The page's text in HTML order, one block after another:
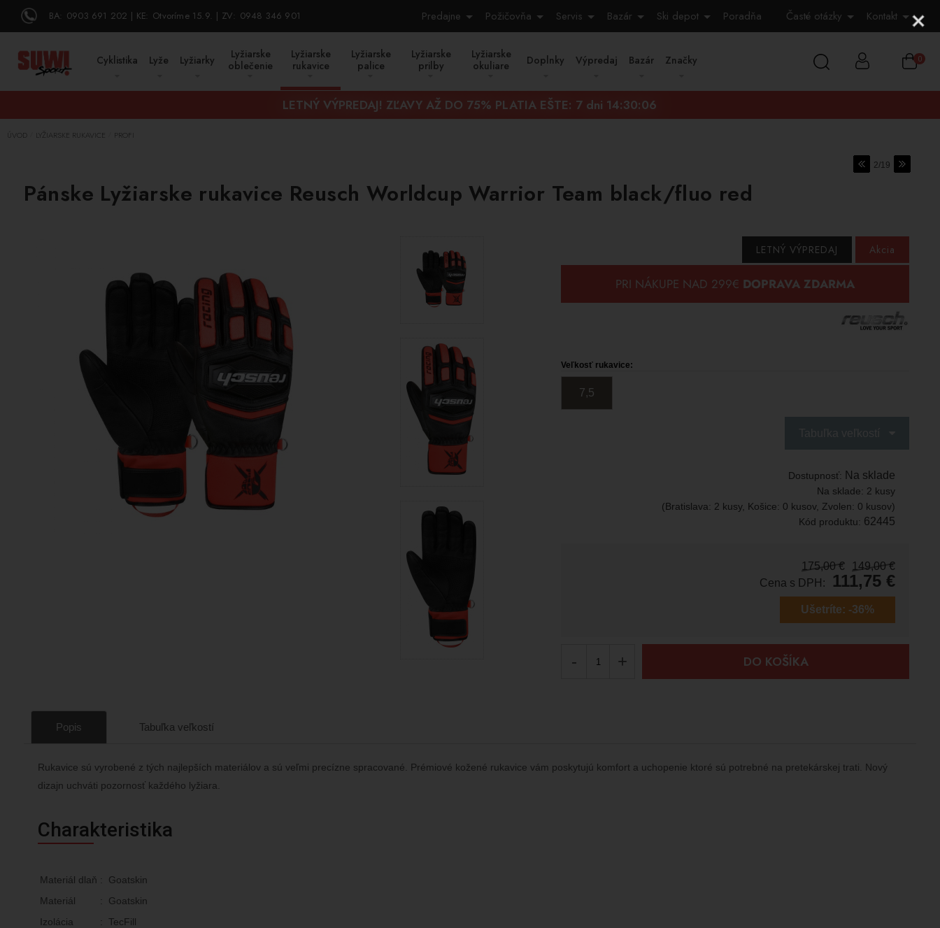
BA: 0903 691 202 KE: Otvoríme 15.9. ZV: 0948 346 901
0
Predajne Požičovňa Servis Bazár Ski depot Poradňa Časté otázky Kontakt
Cyklistika Lyže Lyžiarky
Lyžiarske
oblečenie
Lyžiarske
rukavice
Lyžiarske
palice
Lyžiarske
prilby
Lyžiarske
okuliare
Doplnky Výpredaj Bazár Značky
LETNÝ VÝPREDAJ! ZĽAVY AŽ DO 75% PLATIA EŠTE: 7 dni 14:30:05
ÚVOD LYŽIARSKE RUKAVICE PROFI
2/19
Pánske Lyžiarske rukavice Reusch Worldcup Warrior Team black/fluo red
Akcia
LETNÝ VÝPREDAJ
Veľkosť rukavice:
7,5
Dostupnosť: Na sklade
Na sklade: 2 kusy
(Bratislava: 2 kusy, Košice: 0 kusov, Zvolen: 0 kusov)
Kód produktu: 62445
175,00€ 149,00€
Cena s DPH:
111,75 €
Ušetríte: -36%
- + DO KOŠÍKA
Popis Tabuľka veľkostí
Rukavice sú vyrobené z tých najlepších materiálov a sú veľmi precízne spracované. Prémiové kožené rukavice vám poskytujú komfort a uchopenie ktoré sú potrebné na pretekárskej trati. Nový
dizajn uchváti pozornosť každého lyžiara.
Charakteristika
Materiál dlaň :
Goatskin
Materiál
:
Goatskin
Izolácia
:
TecFill